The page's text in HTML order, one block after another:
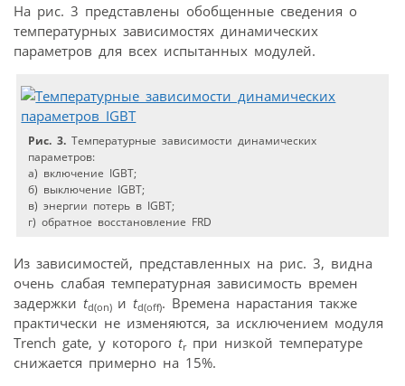
На рис. 3 представлены обобщенные сведения о
температурных зависимостях динамических
параметров для всех испытанных модулей.
Рис. 3. Температурные зависимости динамических
параметров:
а) включение IGBT;
б) выключение IGBT;
в) энергии потерь в IGBT;
г) обратное восстановление FRD
Из зависимостей, представленных на рис. 3, видна
очень слабая температурная зависимость времен
задержки td(on) и td(off). Времена нарастания также
практически не изменяются, за исключением модуля
Trench gate, у которого trпри низкой температуре
снижается примерно на 15%.